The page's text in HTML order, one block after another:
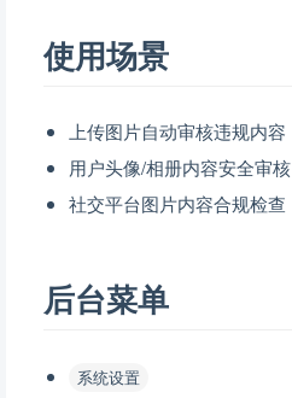
使用场景
上传图片自动审核违规内容
用户头像/相册内容安全审核
社交平台图片内容合规检查
后台菜单
系统设置